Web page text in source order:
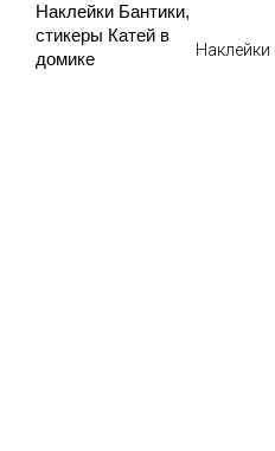
Наклейки Бантики,
стикеры Катей в
домике
Наклейки